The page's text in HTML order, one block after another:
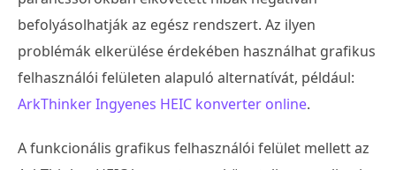
befolyásolhatják az egész rendszert. Az ilyen
problémák elkerülése érdekében használhat grafikus
felhasználói felületen alapuló alternatívát, például:
ArkThinker Ingyenes HEIC konverter online.
A funkcionális grafikus felhasználói felület mellett az